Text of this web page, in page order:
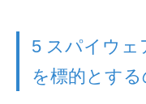
5 スパイウェ
を標的とす